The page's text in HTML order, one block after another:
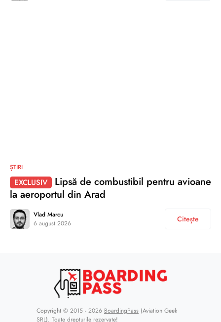
ȘTIRI
EXCLUSIV
Lipsă de combustibil pentru avioane
la aeroportul din Arad
Vlad Marcu
6 august 2026
Citește
Copyright © 2015 - 2026 BoardingPass (Aviation Geek
SRL). Toate drepturile rezervate!